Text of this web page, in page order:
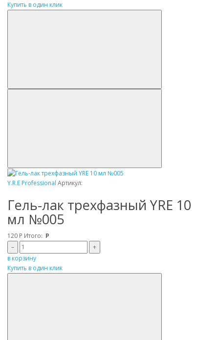
Купить в один клик
Y.R.E Professional Артикул:
Гель-лак трехфазный YRE 10
мл №005
120 Р Итого: Р
–
+
в корзину
Купить в один клик